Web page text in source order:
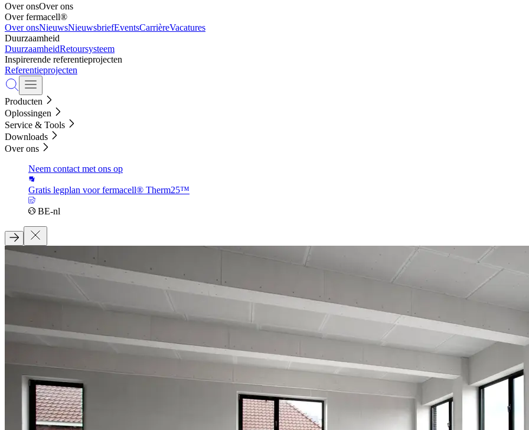
Over onsOver ons
Over fermacell®
Over onsNieuwsNieuwsbriefEventsCarrièreVacatures
Duurzaamheid
DuurzaamheidRetoursysteem
Inspirerende referentieprojecten
Referentieprojecten
Producten
Oplossingen
Service & Tools
Downloads
Over ons
Neem contact met ons op
Gratis legplan voor fermacell® Therm25™
BE-nl